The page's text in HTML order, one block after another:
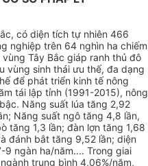
có diện tích tự nhiên 466
nghiệp trên 64 nghìn ha chiếm
Tây Bắc giáp ranh thủ đô
vùng sinh thái ưu thế, đa dạng
để phát triển kinh tế nông
tái lập tỉnh (1991-2015), nông
Năng suất lúa tăng 2,92
Năng suất ngô tăng 4,8 lần,
tăng 1,3 lần; đàn lợn tăng 1,68
đánh bắt tăng 9,52 lần; diện
9 ngàn ha/năm.... Trong giai
trung bình 4,06%/năm,